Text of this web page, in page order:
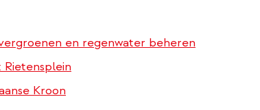
en regenwater beheren
Kroon